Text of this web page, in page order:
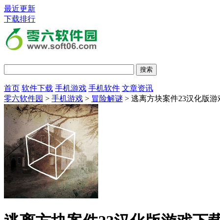
最近更新
下载排行
首页 软件下载 手机游戏 手机软件 文章资讯
零六软件园 > 手机游戏 > 冒险解谜 > 逃离方块案件23汉化版游